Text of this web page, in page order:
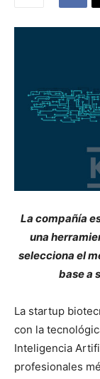
La compañía
una
selecciona el
base a
La startup
con la
Inteligencia
profesionales